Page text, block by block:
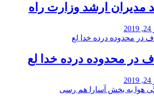
مدیران ارشد وزارت راه
در محدوده درده خدا لع